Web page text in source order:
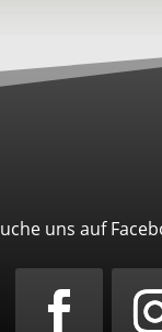
uns auf